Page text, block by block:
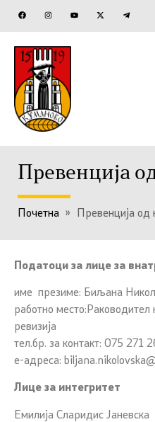
Превенција
Почетна » Превенција од
Податоци за лице за
име презиме: Биљана
работно место:Раководител
ревизија
тел.бр. за контакт: 075 271
е-адреса:
Лице за интегритет
Емилија Сларидис Јаневска